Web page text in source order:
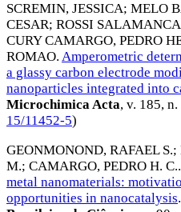
SCREMIN, JESSICA; MELO
CESAR; ROSSI
CURY CAMARGO, PEDRO
ROMAO. Amperometric
a glassy carbon electrode
nanoparticles integrated into
Microchimica Acta, v. 185, n.
15/11452-5)
GEONMONOND, RAFAEL S.;
M.; CAMARGO, PEDRO H. C..
metal nanomaterials:
opportunities in nanocatalysis.